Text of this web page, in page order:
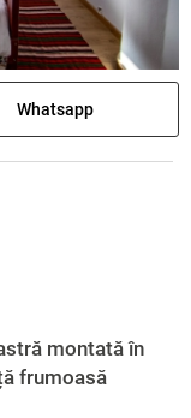
Whatsapp
montată în
frumoasă